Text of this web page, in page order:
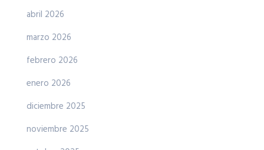
abril 2026
marzo 2026
febrero 2026
enero 2026
diciembre 2025
noviembre 2025